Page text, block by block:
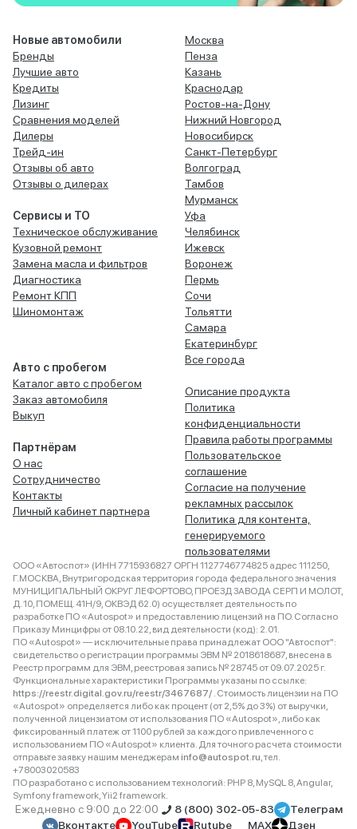
Новые автомобили
Бренды
Лучшие авто
Кредиты
Лизинг
Сравнения моделей
Дилеры
Трейд-ин
Отзывы об авто
Отзывы о дилерах
Сервисы и ТО
Техническое обслуживание
Кузовной ремонт
Замена масла и фильтров
Диагностика
Ремонт КПП
Шиномонтаж
Авто с пробегом
Каталог авто с пробегом
Заказ автомобиля
Выкуп
Партнёрам
О нас
Сотрудничество
Контакты
Личный кабинет партнера
Москва
Пенза
Казань
Краснодар
Ростов-на-Дону
Нижний Новгород
Новосибирск
Санкт-Петербург
Волгоград
Тамбов
Мурманск
Уфа
Челябинск
Ижевск
Воронеж
Пермь
Сочи
Тольятти
Самара
Екатеринбург
Все города
Описание продукта
Политика
конфиденциальности
Правила работы программы
Пользовательское
соглашение
Согласие на получение
рекламных рассылок
Политика для контента,
генерируемого
пользователями
ООО «Автоспот» (ИНН 7715936827 ОРГН 1127746774825 адрес 111250,
Г.МОСКВА, Внутригородская территория города федерального значения
МУНИЦИПАЛЬНЫЙ ОКРУГ ЛЕФОРТОВО, ПРОЕЗД ЗАВОДА СЕРП И МОЛОТ,
Д. 10, ПОМЕЩ. 41Н/9, ОКВЭД 62.0) осуществляет деятельность по
разработке ПО «Autospot» и предоставлению лицензий на ПО. Согласно
Приказу Минцифры от 08.10.22, вид деятельности (код): 2.01.
ПО «Autospot» — исключительные права принадлежат ООО "Автоспот":
свидетельство о регистрации программы ЭВМ № 2018618687, внесена в
Реестр программ для ЭВМ, реестровая запись № 28745 от 09.07.2025 г.
Функциональные характеристики Программы указаны по ссылке:
https://reestr.digital.gov.ru/reestr/3467687/ . Стоимость лицензии на ПО
«Autospot» определяется либо как процент (от 2,5% до 3%) от выручки,
полученной лицензиатом от использования ПО «Autospot», либо как
фиксированный платеж от 1100 рублей за каждого привлеченного с
использованием ПО «Autospot» клиента. Для точного расчета стоимости
отправьте заявку нашим менеджерам info@autospot.ru, тел.
+78003020583
ПО разработано с использованием технологий: PHP 8, MySQL 8, Angular,
Symfony framework, Yii2 framework.
Ежедневно с 9:00 до 22:00 8 (800) 302-05-83
Телеграм
Вконтакте
YouTube Rutube MAX Дзен